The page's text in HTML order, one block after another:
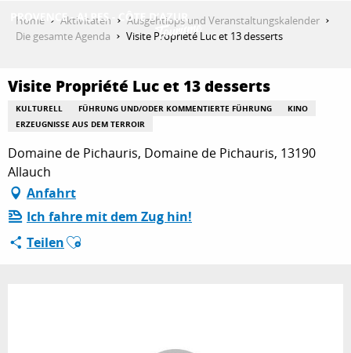
contenu
AKTIVITÄTEN
AUFENTHALT
ESPACE PRO
Home Aktivitäten
Ausgehtipps und Veranstaltungskalender
Die gesamte Agenda
Visite Propriété Luc et 13 desserts
Visite Propriété Luc et 13 desserts
KULTURELL FÜHRUNG UND/ODER KOMMENTIERTE FÜHRUNG
KINO
ERZEUGNISSE AUS DEM TERROIR
Domaine de Pichauris, Domaine de Pichauris, 13190
Allauch
Anfahrt
Ich fahre mit dem Zug hin!
TeilenAjouter aux favoris